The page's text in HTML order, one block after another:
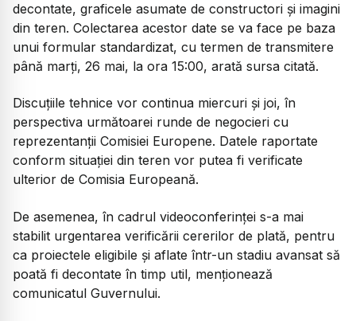
decontate, graficele asumate de constructori și imagini
din teren. Colectarea acestor date se va face pe baza
unui formular standardizat, cu termen de transmitere
până marți, 26 mai, la ora 15:00, arată sursa citată.
Discuțiile tehnice vor continua miercuri și joi, în
perspectiva următoarei runde de negocieri cu
reprezentanții Comisiei Europene. Datele raportate
conform situației din teren vor putea fi verificate
ulterior de Comisia Europeană.
De asemenea, în cadrul videoconferinței s-a mai
stabilit urgentarea verificării cererilor de plată, pentru
ca proiectele eligibile și aflate într-un stadiu avansat să
poată fi decontate în timp util, menționează
comunicatul Guvernului.